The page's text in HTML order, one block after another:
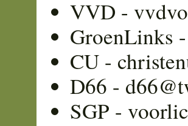
VVD -
GroenLinks
CU -
D66 -
SGP -